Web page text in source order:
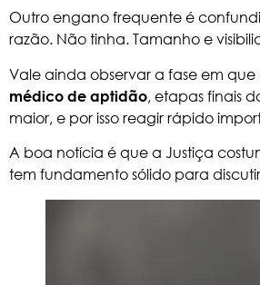
Outro engano frequente é
razão. Não tinha. Tamanho e
Vale ainda observar a fase em
médico de aptidão, etapas finais
maior, e por isso reagir rápido
A boa notícia é que a Justiça
tem fundamento sólido para